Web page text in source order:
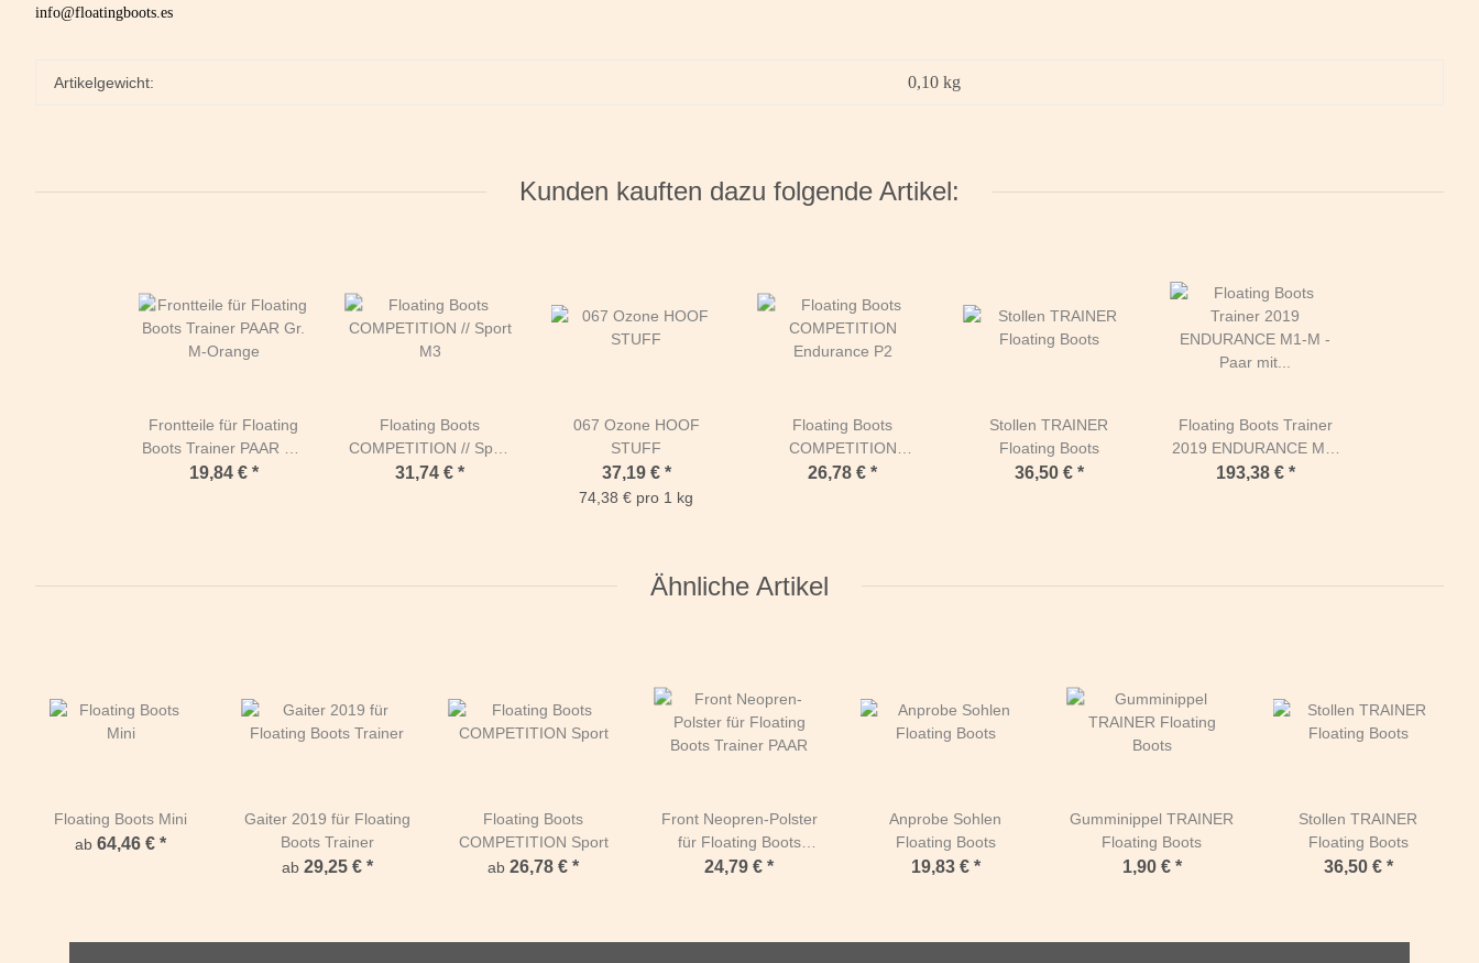
info@floatingboots.es
Artikelgewicht: 0,10 kg
Kunden kauften dazu folgende Artikel:
Frontteile für Floating
Boots Trainer PAAR Gr.
M-Orange
19,84 € *
Floating Boots
COMPETITION // Sport
M3
31,74 €*
067 Ozone HOOF
STUFF
37,19 € *
74,38 € pro 1 kg
Floating Boots
COMPETITION
Endurance P2
26,78 €*
Stollen TRAINER
Floating Boots
36,50 € *
Floating Boots Trainer
2019 ENDURANCE M1-
M - Paar mit zwei
193,38 € *
Ähnliche Artikel
Floating Boots Mini
ab64,46 €*
Gaiter 2019 für Floating
Boots Trainer
ab 29,25 € *
Floating Boots
COMPETITION Sport
ab26,78 €*
Front Neopren-Polster
für Floating Boots
Trainer PAAR
24,79 €*
Anprobe Sohlen
Floating Boots
19,83 € *
Gumminippel TRAINER
Floating Boots
1,90 € *
Stollen TRAINER
Floating Boots
36,50 € *